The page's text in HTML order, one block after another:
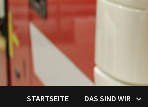
STARTSEITE DAS SIND WIR